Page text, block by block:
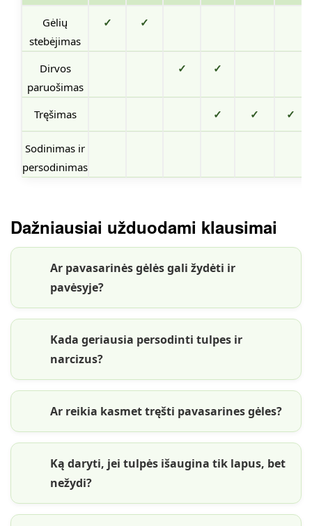
Gėlių
stebėjimas
✓ ✓
Dirvos
paruošimas
✓ ✓
Tręšimas ✓ ✓ ✓
Sodinimas ir
persodinimas
Dažniausiai užduodami klausimai
Ar pavasarinės gėlės gali žydėti ir
pavėsyje?
Kada geriausia persodinti tulpes ir
narcizus?
Ar reikia kasmet tręšti pavasarines gėles?
Ką daryti, jei tulpės išaugina tik lapus, bet
nežydi?